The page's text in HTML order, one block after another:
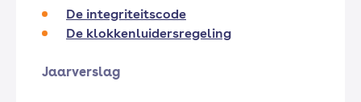
De integriteitscode
De klokkenluidersregeling
Jaarverslag